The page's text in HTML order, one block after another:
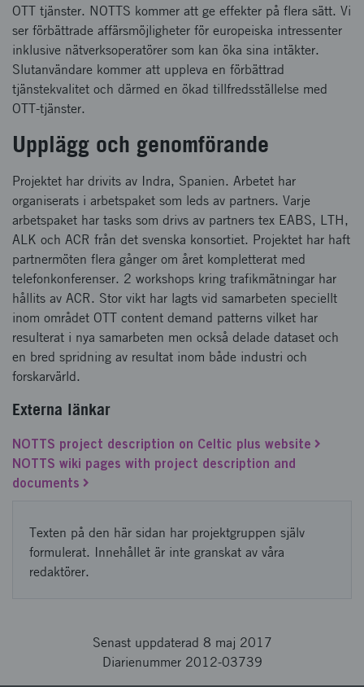
OTT tjänster. NOTTS kommer att ge effekter på flera sätt. Vi
ser förbättrade affärsmöjligheter för europeiska intressenter
inklusive nätverksoperatörer som kan öka sina intäkter.
Slutanvändare kommer att uppleva en förbättrad
tjänstekvalitet och därmed en ökad tillfredsställelse med
OTT-tjänster.
Upplägg och genomförande
Projektet har drivits av Indra, Spanien. Arbetet har
organiserats i arbetspaket som leds av partners. Varje
arbetspaket har tasks som drivs av partners tex EABS, LTH,
ALK och ACR från det svenska konsortiet. Projektet har haft
partnermöten flera gånger om året kompletterat med
telefonkonferenser. 2 workshops kring trafikmätningar har
hållits av ACR. Stor vikt har lagts vid samarbeten speciellt
inom området OTT content demand patterns vilket har
resulterat i nya samarbeten men också delade dataset och
en bred spridning av resultat inom både industri och
forskarvärld.
Externa länkar
NOTTS project description on Celtic plus website
NOTTS wiki pages with project description and
documents
Texten på den här sidan har projektgruppen själv
formulerat. Innehållet är inte granskat av våra
redaktörer.
Senast uppdaterad 8 maj 2017
Diarienummer 2012-03739